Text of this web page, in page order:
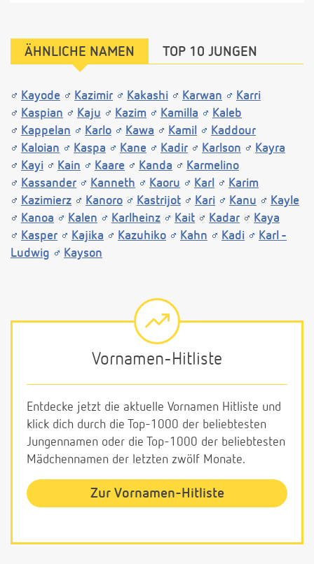
ÄHNLICHE NAMEN TOP 10 JUNGEN
Kayode Kazimir Kakashi Karwan
Karri
Kaspian
Kaju Kazim Kamilla
Kaleb
Kappelan
Karlo Kawa Kamil
Kaddour
Kaloian
Kaspa Kane Kadir Karlson
Kayra
Kayi
Kain Kaare Kanda
Karmelino
Kassander
Kanneth Kaoru Karl
Karim
Kazimierz
Kanoro Kastrijot Kari Kanu
Kayle
Kanoa
Kalen Karlheinz Kait Kadar
Kaya
Kasper
Kajika Kazuhiko Kahn Kadi
Karl -
Ludwig
Kayson
Vornamen-Hitliste
Entdecke jetzt die aktuelle Vornamen Hitliste und
klick dich durch die Top-1000 der beliebtesten
Jungennamen oder die Top-1000 der beliebtesten
Mädchennamen der letzten zwölf Monate.
Zur Vornamen-Hitliste